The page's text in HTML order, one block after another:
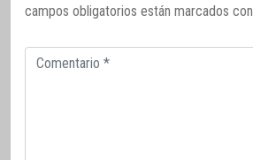
campos obligatorios están marcados con
Comentario